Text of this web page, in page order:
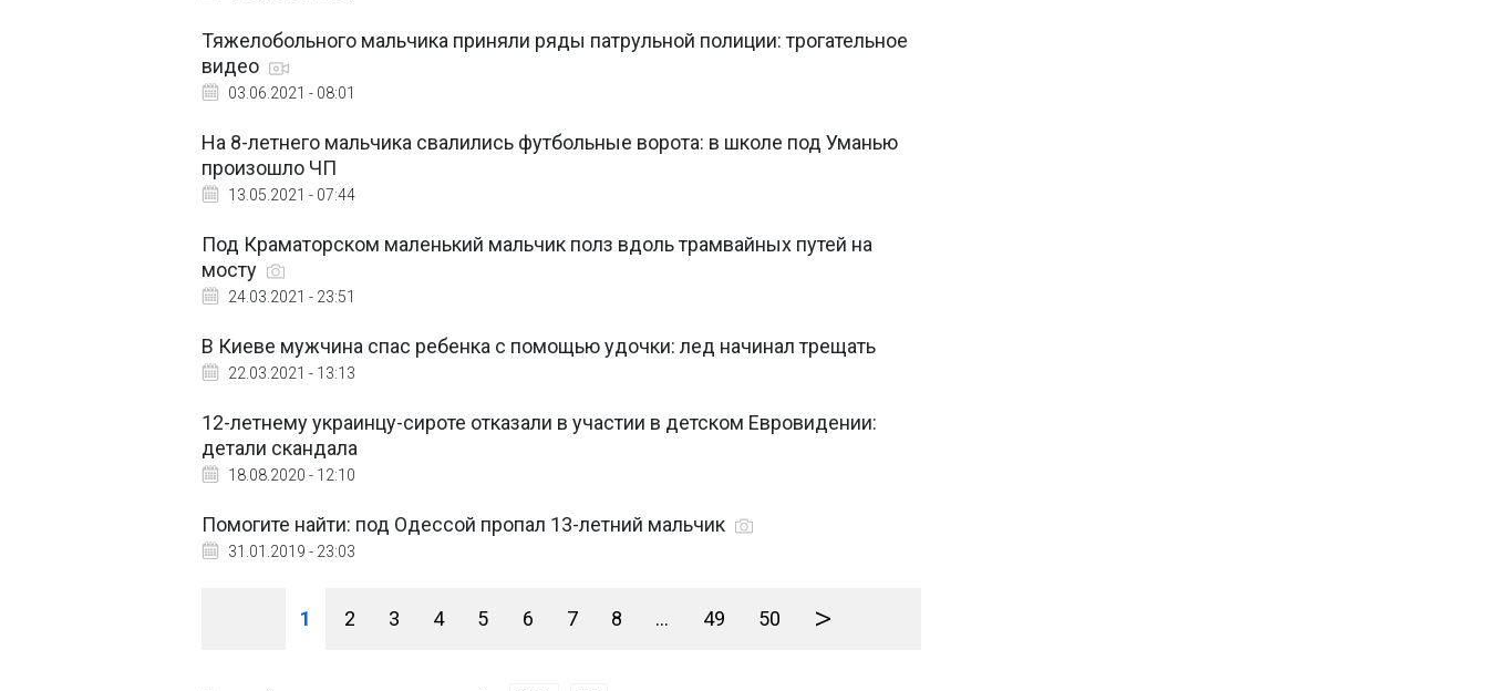
Тяжелобольного мальчика приняли ряды патрульной полиции: трогательное
видео
03.06.2021 - 08:01
На 8-летнего мальчика свалились футбольные ворота: в школе под Уманью
произошло ЧП
13.05.2021 - 07:44
Под Краматорском маленький мальчик полз вдоль трамвайных путей на
мосту
24.03.2021 - 23:51
В Киеве мужчина спас ребенка с помощью удочки: лед начинал трещать
22.03.2021 - 13:13
12-летнему украинцу-сироте отказали в участии в детском Евровидении:
детали скандала
18.08.2020 - 12:10
Помогите найти: под Одессой пропал 13-летний мальчик
31.01.2019 - 23:03
1 2 3 4 5 6 7 8 ... 49 50 >